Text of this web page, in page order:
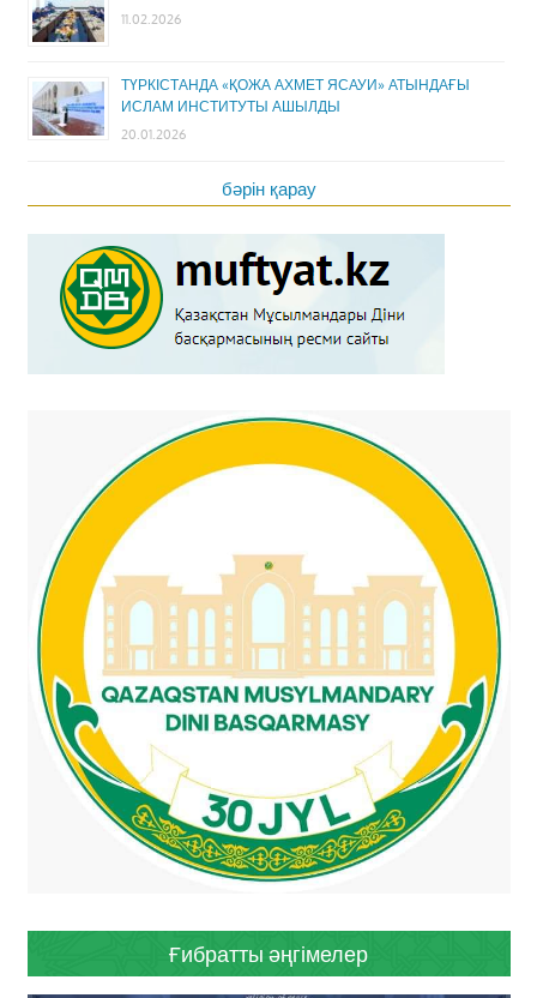
11.02.2026
ТҮРКІСТАНДА «ҚОЖА АХМЕТ ЯСАУИ» АТЫНДАҒЫ
ИСЛАМ ИНСТИТУТЫ АШЫЛДЫ
20.01.2026
бәрін қарау
Ғибратты әңгімелер